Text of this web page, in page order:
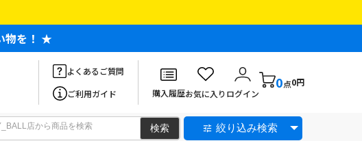
物を！ ★
よくあるご質問
ご利用ガイド
購入履歴お気に入りログイン
0点0円
絞り込み検索